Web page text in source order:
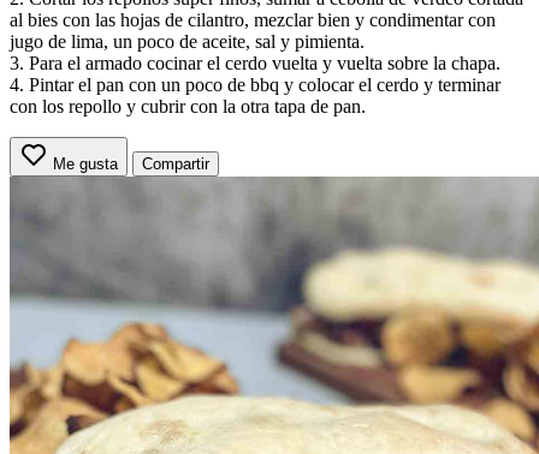
al bies con las hojas de cilantro, mezclar bien y condimentar con
jugo de lima, un poco de aceite, sal y pimienta.
3. Para el armado cocinar el cerdo vuelta y vuelta sobre la chapa.
4. Pintar el pan con un poco de bbq y colocar el cerdo y terminar
con los repollo y cubrir con la otra tapa de pan.
Me gusta Compartir